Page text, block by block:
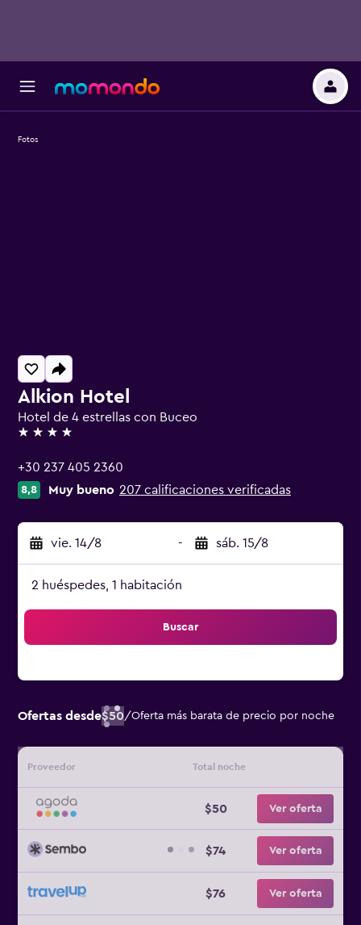
Alkion Hotel
Hotel de 4 estrellas con Buceo
4 estrellas
+30 237 405 2360
8,8 Muy bueno 207 calificaciones verificadas
vie. 14/8 - sáb. 15/8
2 huéspedes, 1 habitación
Buscar
Ofertas desde$50/Oferta más barata de precio por noche
Proveedor Total noche
$50 Ver oferta
$74 Ver oferta
$76 Ver oferta
Fotos